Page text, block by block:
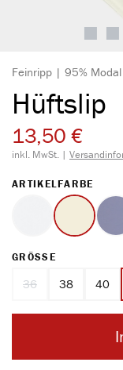
Feinripp | 95%
Hüftslip
13,50 €
inkl. MwSt. |
ARTIKELFARBE
weiss ecru
GRÖSSE AUSWÄHLEN
36(Diese Option ist
38 40